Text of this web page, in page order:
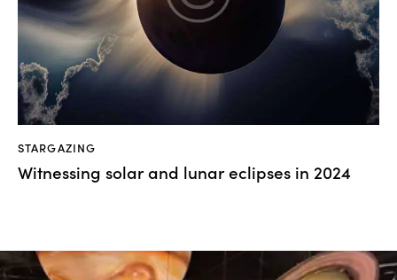
STARGAZING
Witnessing solar and lunar eclipses in 2024